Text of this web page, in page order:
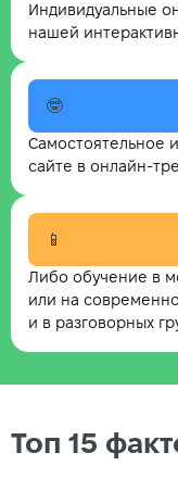
Индивидуальные
нашей
🤓
Самостоятельное
сайте в онлайн-
📱
Либо обучение в
или на
и в разговорных
Топ 15